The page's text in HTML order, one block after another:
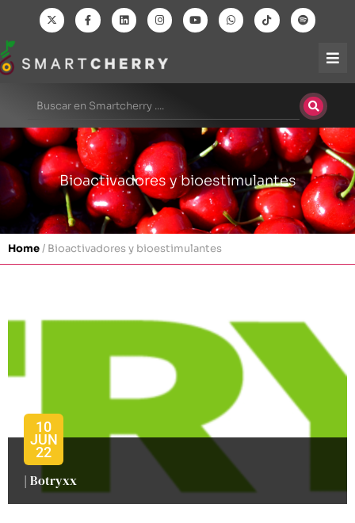
Bioactivadores y bioestimulantes
Home/ Bioactivadores y bioestimulantes
10
JUN
22
| Botryxx